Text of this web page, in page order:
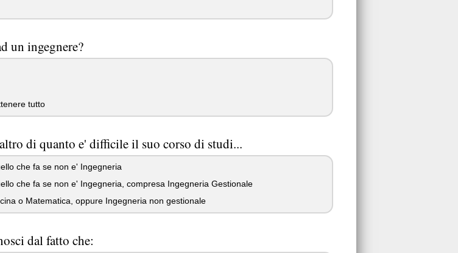
un ingegnere?
tutto
di quanto e' difficile il suo corso di studi...
che fa se non e' Ingegneria
che fa se non e' Ingegneria, compresa Ingegneria Gestionale
o Matematica, oppure Ingegneria non gestionale
dal fatto che: